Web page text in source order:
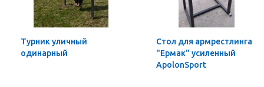
Турник уличный
одинарный
Стол для армрестлинга
"Ермак" усиленный
ApolonSport